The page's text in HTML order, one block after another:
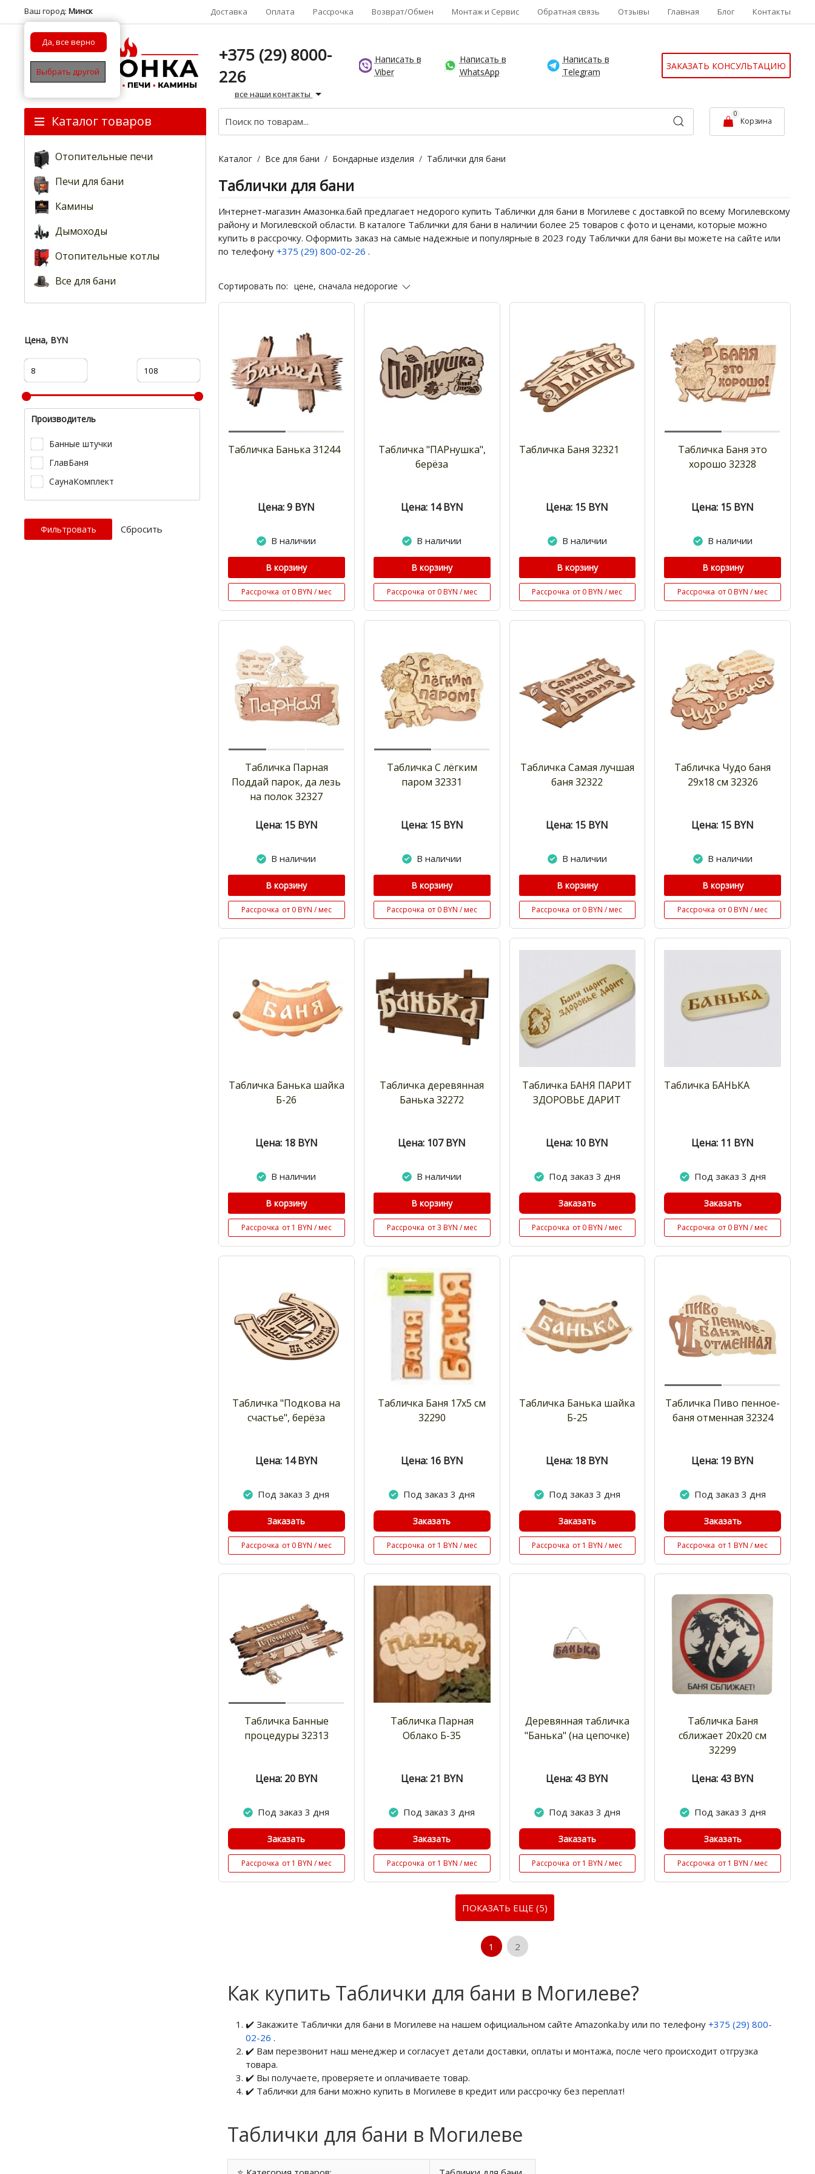
Ваш город: Минск
Да, все верно
Выбрать другой
Доставка Оплата Рассрочка Возврат/Обмен Монтаж и Сервис Обратная связь Отзывы Главная Блог Контакты
+375 (29) 8000-
226
все наши контакты
Написать в
Viber
Написать в
WhatsApp
Написать в
Telegram
ЗАКАЗАТЬ КОНСУЛЬТАЦИЮ
Каталог товаров
Отопительные печи
Печи для бани
Камины
Дымоходы
Отопительные котлы
Все для бани
0
Корзина
Цена, BYN
Производитель
Банные штучки
ГлавБаня
СаунаКомплект
Cбросить
Каталог / Все для бани / Бондарные изделия / Таблички для бани
Таблички для бани
Интернет-магазин Амазонка.бай предлагает недорого купить Таблички для бани в Могилеве с доставкой по всему Могилевскому
району и Могилевской области. В каталоге Таблички для бани в наличии более 25 товаров с фото и ценами, которые можно
купить в рассрочку. Оформить заказ на самые надежные и популярные в 2023 году Таблички для бани вы можете на сайте или
по телефону +375 (29) 800-02-26 .
Сортировать по: цене, сначала недорогие
Табличка Банька 31244
Цена: 9 BYN
В наличии
В корзину
Рассрочка от 0 BYN / мес
Табличка "ПАРнушка",
берёза
Цена: 14 BYN
В наличии
В корзину
Рассрочка от 0 BYN / мес
Табличка Баня 32321
Цена: 15 BYN
В наличии
В корзину
Рассрочка от 0 BYN / мес
Табличка Баня это
хорошо 32328
Цена: 15 BYN
В наличии
В корзину
Рассрочка от 0 BYN / мес
Табличка Парная
Поддай парок, да лезь
на полок 32327
Цена: 15 BYN
В наличии
В корзину
Рассрочка от 0 BYN / мес
Табличка С лёгким
паром 32331
Цена: 15 BYN
В наличии
В корзину
Рассрочка от 0 BYN / мес
Табличка Самая лучшая
баня 32322
Цена: 15 BYN
В наличии
В корзину
Рассрочка от 0 BYN / мес
Табличка Чудо баня
29х18 см 32326
Цена: 15 BYN
В наличии
В корзину
Рассрочка от 0 BYN / мес
Табличка Банька шайка
Б-26
Цена: 18 BYN
В наличии
В корзину
Рассрочка от 1 BYN / мес
Табличка деревянная
Банька 32272
Цена: 107 BYN
В наличии
В корзину
Рассрочка от 3 BYN / мес
Табличка БАНЯ ПАРИТ
ЗДОРОВЬЕ ДАРИТ
Цена: 10 BYN
Под заказ 3 дня
Заказать
Рассрочка от 0 BYN / мес
Табличка БАНЬКА
Цена: 11 BYN
Под заказ 3 дня
Заказать
Рассрочка от 0 BYN / мес
Табличка "Подкова на
счастье", берёза
Цена: 14 BYN
Под заказ 3 дня
Заказать
Рассрочка от 0 BYN / мес
Табличка Баня 17х5 см
32290
Цена: 16 BYN
Под заказ 3 дня
Заказать
Рассрочка от 1 BYN / мес
Табличка Банька шайка
Б-25
Цена: 18 BYN
Под заказ 3 дня
Заказать
Рассрочка от 1 BYN / мес
Табличка Пиво пенное-
баня отменная 32324
Цена: 19 BYN
Под заказ 3 дня
Заказать
Рассрочка от 1 BYN / мес
Табличка Банные
процедуры 32313
Цена: 20 BYN
Под заказ 3 дня
Заказать
Рассрочка от 1 BYN / мес
Табличка Парная
Облако Б-35
Цена: 21 BYN
Под заказ 3 дня
Заказать
Рассрочка от 1 BYN / мес
Деревянная табличка
"Банька" (на цепочке)
Цена: 43 BYN
Под заказ 3 дня
Заказать
Рассрочка от 1 BYN / мес
Табличка Баня
сближает 20х20 см
32299
Цена: 43 BYN
Под заказ 3 дня
Заказать
Рассрочка от 1 BYN / мес
ПОКАЗАТЬ ЕЩЕ (5)
1 2
Как купить Таблички для бани в Могилеве?
✔️ Закажите Таблички для бани в Могилеве на нашем официальном сайте Amazonka.by или по телефону +375 (29) 800-
02-26 .
✔️ Вам перезвонит наш менеджер и согласует детали доставки, оплаты и монтажа, после чего происходит отгрузка
товара.
✔️ Вы получаете, проверяете и оплачиваете товар.
✔️ Таблички для бани можно купить в Могилеве в кредит или рассрочку без переплат!
Таблички для бани в Могилеве